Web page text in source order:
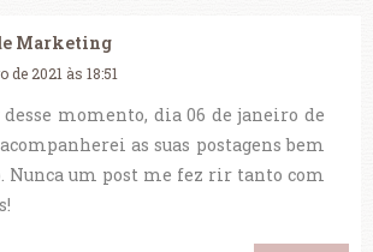
Marketing
de 2021 às 18:51
momento, dia 06 de janeiro de
acompanherei as suas postagens bem
Nunca um post me fez rir tanto com